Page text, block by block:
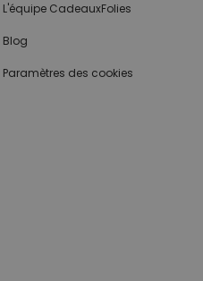
L'équipe CadeauxFolies
Blog
Paramètres des cookies